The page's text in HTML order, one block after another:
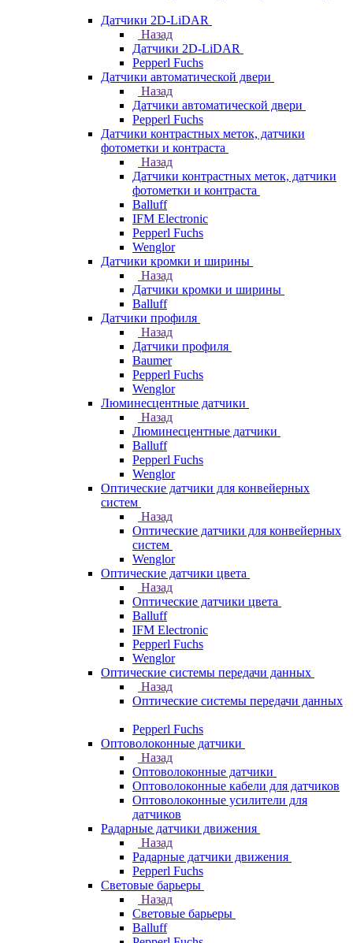
Датчики 2D-LiDAR
Назад
Датчики 2D-LiDAR
Pepperl Fuchs
Датчики автоматической двери
Назад
Датчики автоматической двери
Pepperl Fuchs
Датчики контрастных меток, датчики
фотометки и контраста
Назад
Датчики контрастных меток, датчики
фотометки и контраста
Balluff
IFM Electronic
Pepperl Fuchs
Wenglor
Датчики кромки и ширины
Назад
Датчики кромки и ширины
Balluff
Датчики профиля
Назад
Датчики профиля
Baumer
Pepperl Fuchs
Wenglor
Люминесцентные датчики
Назад
Люминесцентные датчики
Balluff
Pepperl Fuchs
Wenglor
Оптические датчики для конвейерных
систем
Назад
Оптические датчики для конвейерных
систем
Wenglor
Оптические датчики цвета
Назад
Оптические датчики цвета
Balluff
IFM Electronic
Pepperl Fuchs
Wenglor
Оптические системы передачи данных
Назад
Оптические системы передачи данных
Pepperl Fuchs
Оптоволоконные датчики
Назад
Оптоволоконные датчики
Оптоволоконные кабели для датчиков
Оптоволоконные усилители для
датчиков
Радарные датчики движения
Назад
Радарные датчики движения
Pepperl Fuchs
Световые барьеры
Назад
Световые барьеры
Balluff